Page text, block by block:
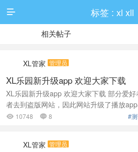
 标签 : xl xll
相关帖子
XL管家 管理员
XL乐园新升级app 欢迎大家下载
XL乐园新升级app 欢迎大家下载 部分爱
者去到盗版网站，因此网站升级了播放
#
 10748  8
XL管家 管理员